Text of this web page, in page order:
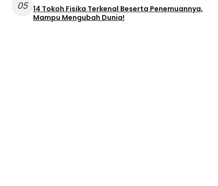
05 14 Tokoh Fisika Terkenal Beserta Penemuannya,
Mampu Mengubah Dunia!